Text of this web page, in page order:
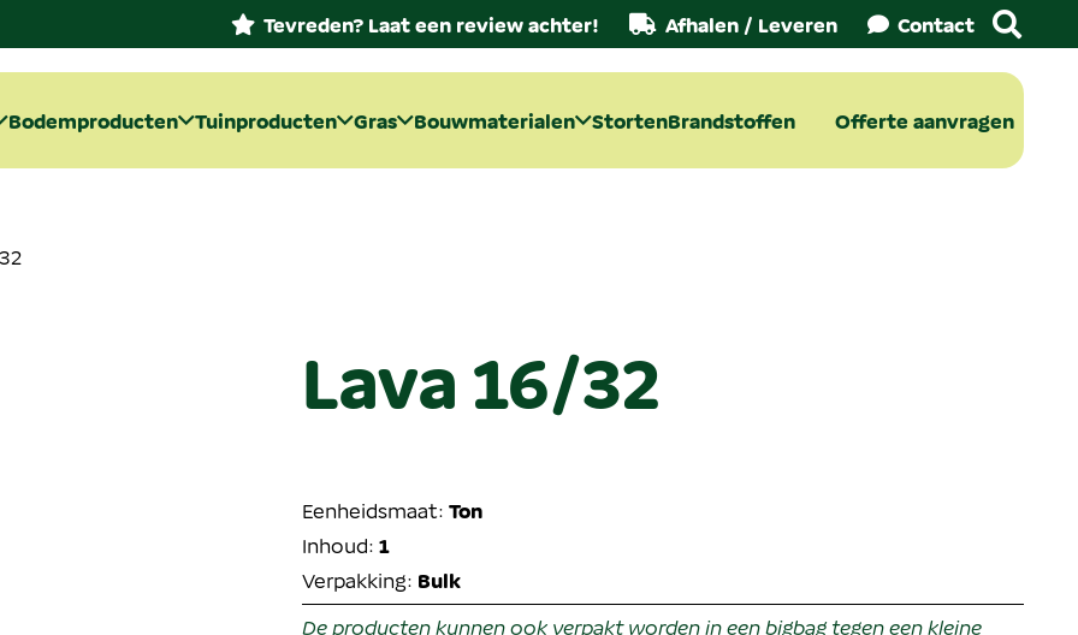
Tevreden? Laat een review achter! Afhalen / Leveren Contact
Bodemproducten Tuinproducten Gras Bouwmaterialen StortenBrandstoffen Offerte aanvragen
Lava 16/32
Eenheidsmaat: Ton
Inhoud: 1
Verpakking: Bulk
De producten kunnen ook verpakt worden in een bigbag tegen een kleine